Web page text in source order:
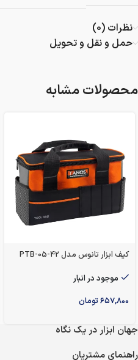
نظرات (0)
حمل و نقل و تحویل
محصولات مشابه
کیف ابزار تانوس مدل PTB-05-42
موجود در انبار
۶۵۷,۸۰۰تومان
جهان ابزار در یک نگاه
راهنمای مشتریان